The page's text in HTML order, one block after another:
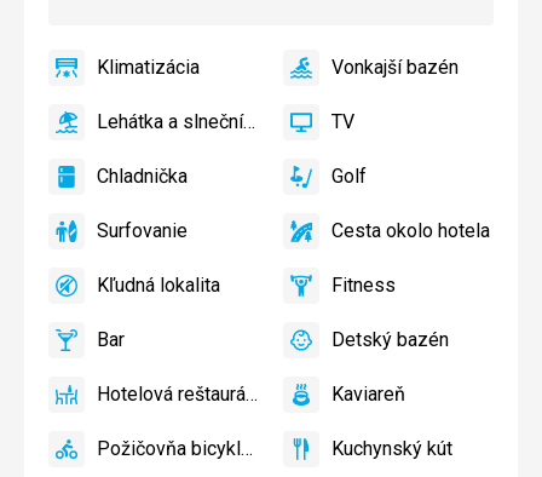
Klimatizácia
Klimatizácia
áno
VonkajšíVonkajší bazén
áno
Lehátka
slnečníky
bazéne
Lehátka
a
slnečníky
na
zadarmo
Lehátka a slnečníky pri bazéne zadarmo
áno TV TV
áno
Chladnička
Chladnička
áno Golf Golf
áno
Surfovanie
Surfovanie
áno
Cesta
hotela
Cesta okolo hotela
áno
KľudnáKľudná lokalita
áno FitnessFitness
áno
Bar Bar
áno
DetskýDetský bazén
áno
HotelováHotelová reštaurácia
áno KaviareňKaviareň
áno
Požičovňa
Požičovňa bicyklov
áno
Kuchynský
Kuchynský kút
áno